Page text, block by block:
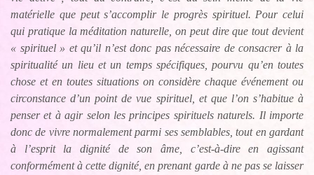
matérielle que peut s’accomplir le progrès spirituel. Pour celui
qui pratique la méditation naturelle, on peut dire que tout devient
« spirituel » et qu’il n’est donc pas nécessaire de consacrer à la
spiritualité un lieu et un temps spécifiques, pourvu qu’en toutes
chose et en toutes situations on considère chaque événement ou
circonstance d’un point de vue spirituel, et que l’on s’habitue à
penser et à agir selon les principes spirituels naturels. Il importe
donc de vivre normalement parmi ses semblables, tout en gardant
à l’esprit la dignité de son âme, c’est-à-dire en agissant
conformément à cette dignité, en prenant garde à ne pas se laisser